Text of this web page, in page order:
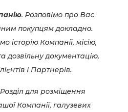
. Розповімо про Вас
покупцям докладно.
історію Компанії, місію,
дозвільну документацію,
і Партнерів.
для розміщення
Компанії, галузевих